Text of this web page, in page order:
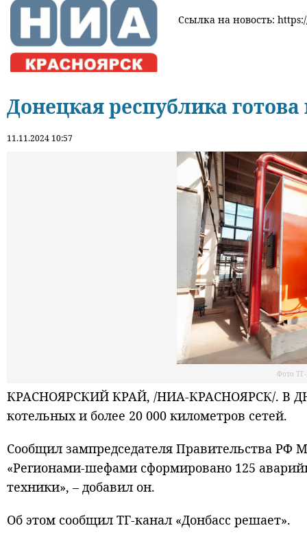
Ссылка на новость:
Донецкая республика
11.11.2024 10:57
Фото
КРАСНОЯРСКИЙ КРАЙ, /НИА-КРАСНОЯРСК/. В
котельных и более 20 000 километров сетей.
Сообщил зампредседателя Правительства РФ
«Регионами-шефами сформировано 125
техники», – добавил он.
Об этом сообщил ТГ-канал «Донбасс решает».